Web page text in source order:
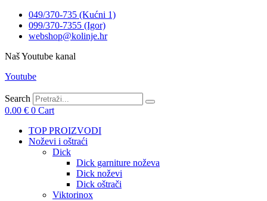
049/370-735 (Kućni 1)
099/370-7355 (Igor)
webshop@kolinje.hr
Naš Youtube kanal
Youtube
Search
0.00 € 0 Cart
TOP PROIZVODI
Noževi i oštraći
Dick
Dick garniture noževa
Dick noževi
Dick oštrači
Viktorinox